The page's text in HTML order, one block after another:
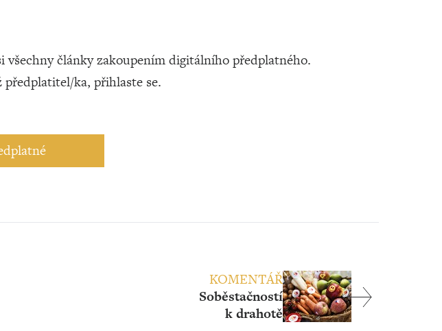
všechny články zakoupením digitálního předplatného.
ka, přihlaste se.
KOMENTÁŘ
Soběstačností
k drahotě